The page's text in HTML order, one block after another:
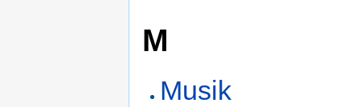
M
Musik